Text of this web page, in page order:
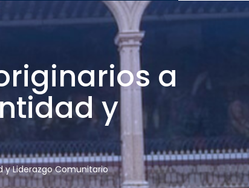
a
y
y Liderazgo Comunitario